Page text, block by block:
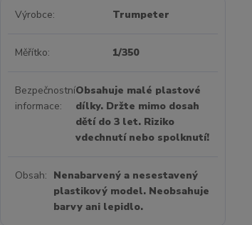
Výrobce Trumpeter
Měřítko 1/350
Bezpečnostní
informace
Obsahuje malé plastové
dílky. Držte mimo dosah
dětí do 3 let. Riziko
vdechnutí nebo spolknutí!
Obsah
Nenabarvený a nesestavený
plastikový model. Neobsahuje
barvy ani lepidlo.